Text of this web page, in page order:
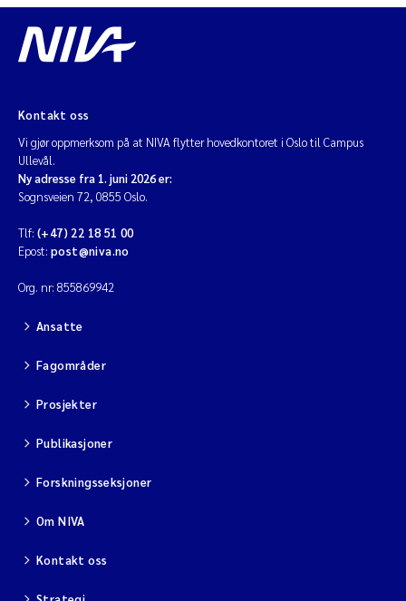
Kontakt oss
Vi gjør oppmerksom på at NIVA flytter hovedkontoret i Oslo til Campus
Ullevål.
Ny adresse fra 1. juni 2026 er:
Sognsveien 72, 0855 Oslo.
Tlf: (+47) 22 18 51 00
Epost: post@niva.no
Org. nr: 855869942
Ansatte
Fagområder
Prosjekter
Publikasjoner
Forskningsseksjoner
Om NIVA
Kontakt oss